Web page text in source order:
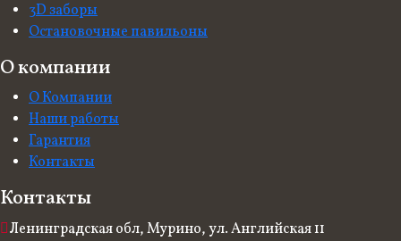
3D заборы
Остановочные павильоны
О компании
О Компании
Наши работы
Гарантия
Контакты
Контакты
Ленинградская обл, Мурино, ул. Английская 11